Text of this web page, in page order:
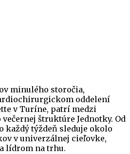
minulého storočia,
oddelení
v Turíne, patrí medzi
štruktúre Jednotky. Od
každý týždeň sleduje okolo
v univerzálnej cieľovke,
lídrom na trhu.